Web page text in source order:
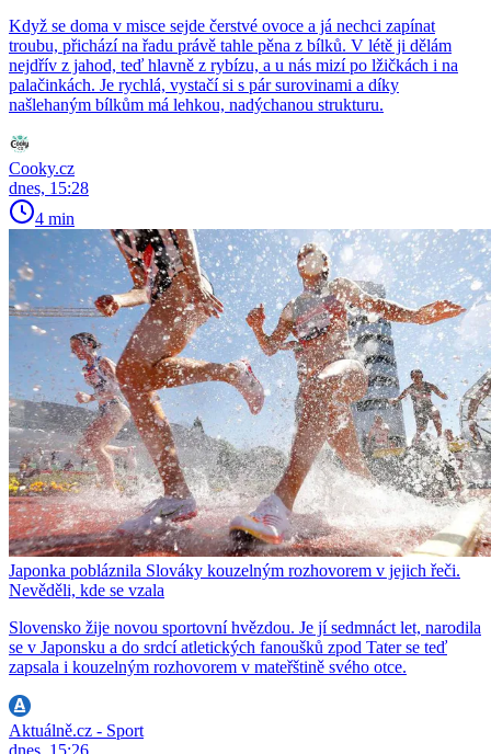
Když se doma v misce sejde čerstvé ovoce a já nechci zapínat
troubu, přichází na řadu právě tahle pěna z bílků. V létě ji dělám
nejdřív z jahod, teď hlavně z rybízu, a u nás mizí po lžičkách i na
palačinkách. Je rychlá, vystačí si s pár surovinami a díky
našlehaným bílkům má lehkou, nadýchanou strukturu.
Cooky.cz
dnes, 15:28
4 min
Japonka pobláznila Slováky kouzelným rozhovorem v jejich řeči.
Nevěděli, kde se vzala
Slovensko žije novou sportovní hvězdou. Je jí sedmnáct let, narodila
se v Japonsku a do srdcí atletických fanoušků zpod Tater se teď
zapsala i kouzelným rozhovorem v mateřštině svého otce.
Aktuálně.cz - Sport